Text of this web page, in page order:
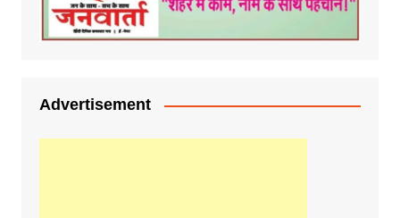
Advertisement